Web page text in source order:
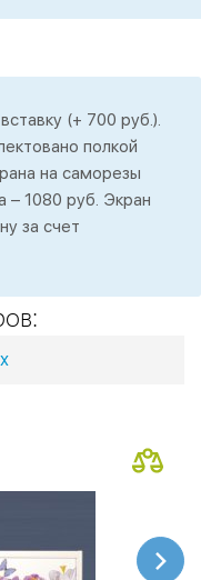
(+ 700 руб.).
полкой
на саморезы
– 1080 руб. Экран
за счет